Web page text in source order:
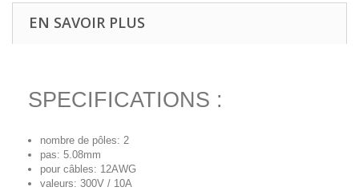
EN SAVOIR PLUS
SPECIFICATIONS :
nombre de pôles: 2
pas: 5.08mm
pour câbles: 12AWG
valeurs: 300V / 10A